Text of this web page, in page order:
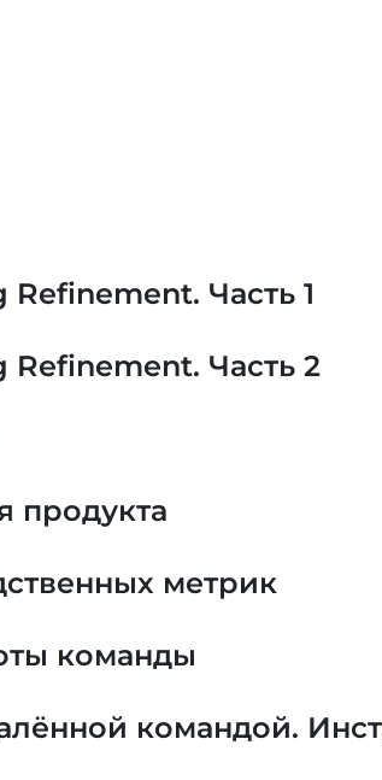
Часть 1
Часть 2
продукта
метрик
команды
командой.